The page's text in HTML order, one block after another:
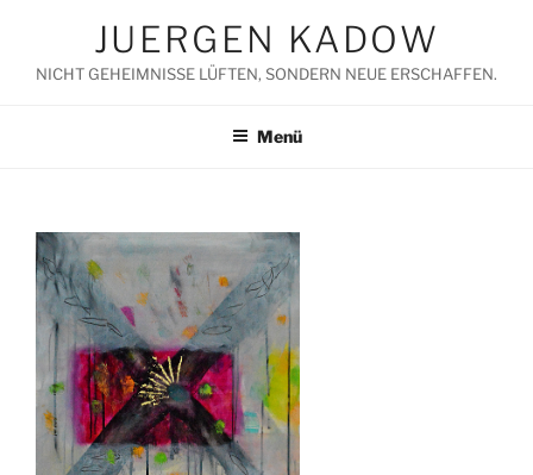
springen
JUERGEN KADOW
NICHT GEHEIMNISSE LÜFTEN, SONDERN NEUE ERSCHAFFEN.
Menü